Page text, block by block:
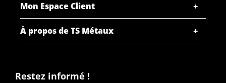
Mon Espace Client
À propos de TS Métaux
Restez informé !